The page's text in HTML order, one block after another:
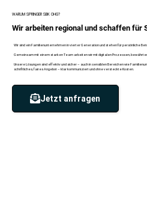
WARUM SPRINGER SBK OHG?
Wir arbeiten regional und schaffen für
Wir sind ein Familienunternehmen in vierter Generation und stehen für persönliche
Gemeinsam mit einem starken Team arbeiten wir mit digitalen Prozessen,
Unsere Lösungen sind effektiv und sicher – auch in sensiblen Bereichen wie
schriftliches, faires Angebot – klar kommuniziert und ohne versteckte Kosten.
Jetzt anfragen